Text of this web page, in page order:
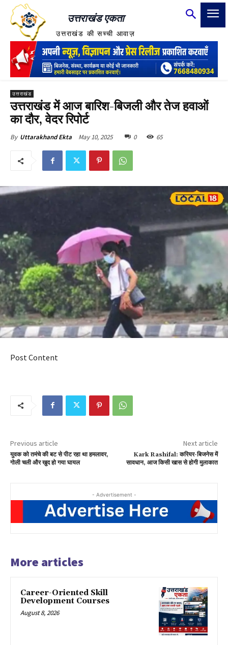
उत्तराखंड एकता
उत्तराखंड की सच्ची आवाज़
उत्तराखंड
उत्तराखंड में आज बारिश-बिजली और तेज हवाओं
का दौर, वेदर रिपोर्ट
By Uttarakhand Ekta May 10, 2025 0 65
Post Content
Previous article
युवक को तमंचे की बट से पीट रहा था हमलावर,
गोली चली और खुद हो गया घायल
Next article
Kark Rashifal: करियर-बिजनेस में
सावधान, आज किसी खास से होगी मुलाकात
- Advertisement -
More articles
Career-Oriented Skill
Development Courses
August 8, 2026